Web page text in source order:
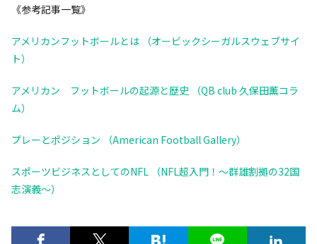
《参考記事一覧》
アメリカンフットボールとは （オービックシーガルスウェブサイ
ト）
アメリカン フットボールの起源と歴史 （QB club 久保田薫コラ
ム）
プレーとポジション （American Football Gallery）
スポーツビジネスとしてのNFL （NFL超入門！～群雄割拠の32国
志演義～）